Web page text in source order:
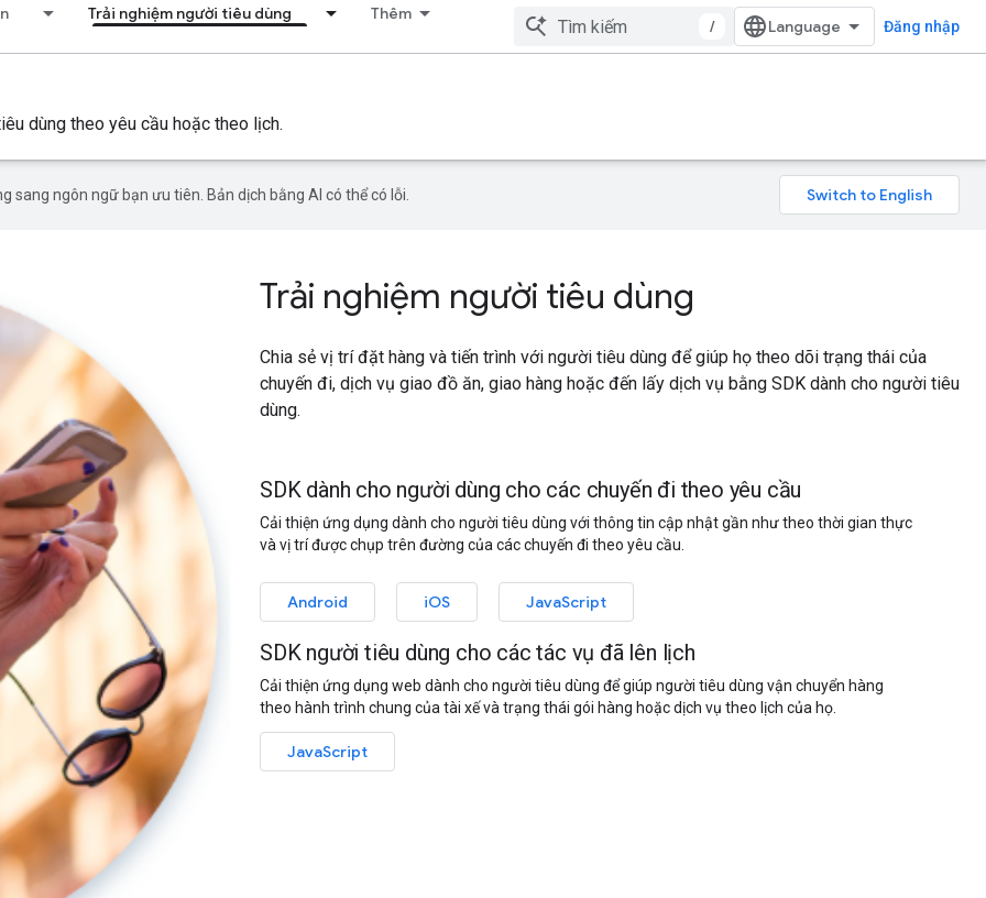
Trải nghiệm người tiêu dùng Thêm
/ Đăng nhập
dùng theo yêu cầu hoặc theo lịch.
sang ngôn ngữ bạn ưu tiên. Bản dịch bằng AI có thể có lỗi.
Trải nghiệm người tiêu dùng
Chia sẻ vị trí đặt hàng và tiến trình với người tiêu dùng để giúp họ theo dõi trạng thái của
chuyến đi, dịch vụ giao đồ ăn, giao hàng hoặc đến lấy dịch vụ bằng SDK dành cho người tiêu
dùng.
SDK dành cho người dùng cho các chuyến đi theo yêu cầu
Cải thiện ứng dụng dành cho người tiêu dùng với thông tin cập nhật gần như theo thời gian thực
và vị trí được chụp trên đường của các chuyến đi theo yêu cầu.
Android iOS JavaScript
SDK người tiêu dùng cho các tác vụ đã lên lịch
Cải thiện ứng dụng web dành cho người tiêu dùng để giúp người tiêu dùng vận chuyển hàng
theo hành trình chung của tài xế và trạng thái gói hàng hoặc dịch vụ theo lịch của họ.
JavaScript